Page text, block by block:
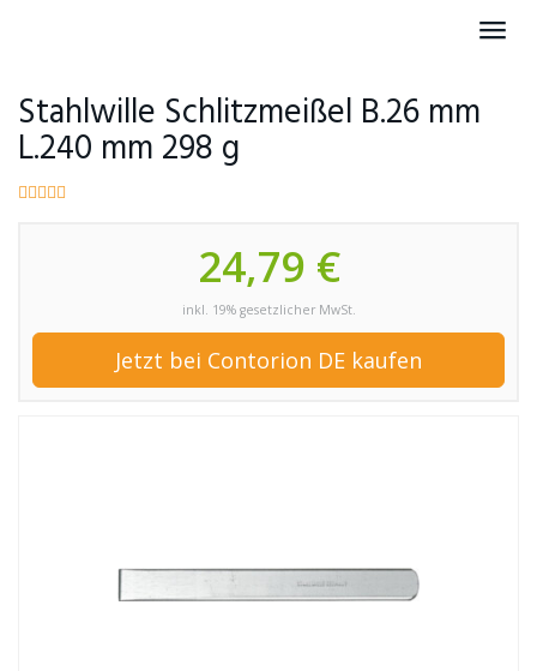
Stahlwille Schlitzmeißel B.26 mm
L.240 mm 298 g
24,79 €
inkl. 19% gesetzlicher MwSt.
Jetzt bei Contorion DE kaufen